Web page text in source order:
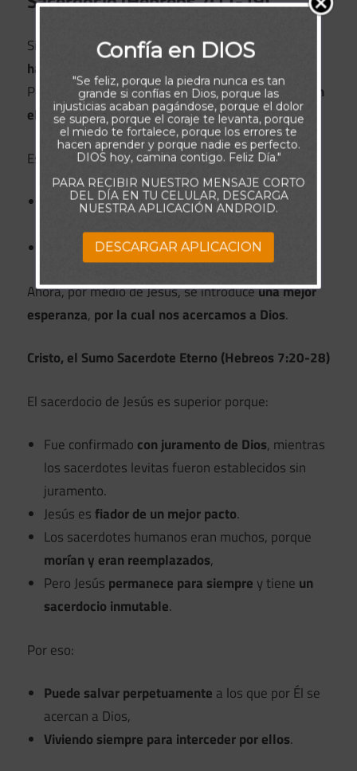
Si el sacerdocio levítico hubiera sido perfecto,
habría necesidad de otro sacerdocio
Pero la Escritura anuncia un nuevo sacerdote
según
el orden de Melquisedec, no según el de Aarón.
Esto implica un cambio también en la ley, ya que:
Jesús, nuestro Sumo Sacerdote,no vino de la
Y la ley mosaicano pudo perfeccionar a nadie
Ahora, por medio de Jesús, se introduceuna mejor
esperanza, por la cual nos acercamos a Dios.
Cristo, el Sumo Sacerdote Eterno (Hebreos 7:20-28)
El sacerdocio de Jesús es superior porque:
Fue confirmado con juramento de Dios, mientras
los sacerdotes levitas fueron establecidos sin
juramento.
Jesús esfiador de un mejor pacto.
Los sacerdotes humanos eran muchos, porque
morían y eran reemplazados,
Pero Jesús permanece para siempre y tiene un
sacerdocio inmutable.
Por eso:
Puede salvar perpetuamente a los que por Él se
acercan a Dios,
Viviendo siempre para interceder por ellos.
Confía en DIOS
"Se feliz, porque la piedra nunca es tan
grande si confías en Dios, porque las
injusticias acaban pagándose, porque el dolor
se supera, porque el coraje te levanta, porque
el miedo te fortalece, porque los errores te
hacen aprender y porque nadie es perfecto.
DIOS hoy, camina contigo. Feliz Día."
PARA RECIBIR NUESTRO MENSAJE CORTO
DEL DÍA EN TU CELULAR, DESCARGA
NUESTRA APLICACIÓN ANDROID.
DESCARGAR APLICACION